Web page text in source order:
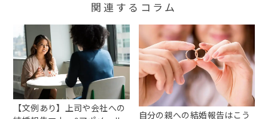
関連するコラム
【文例あり】上司や会社への
自分の親への結婚報告はこう